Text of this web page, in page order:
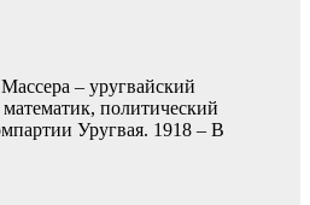
– уругвайский
политический
Уругвая. 1918 – В